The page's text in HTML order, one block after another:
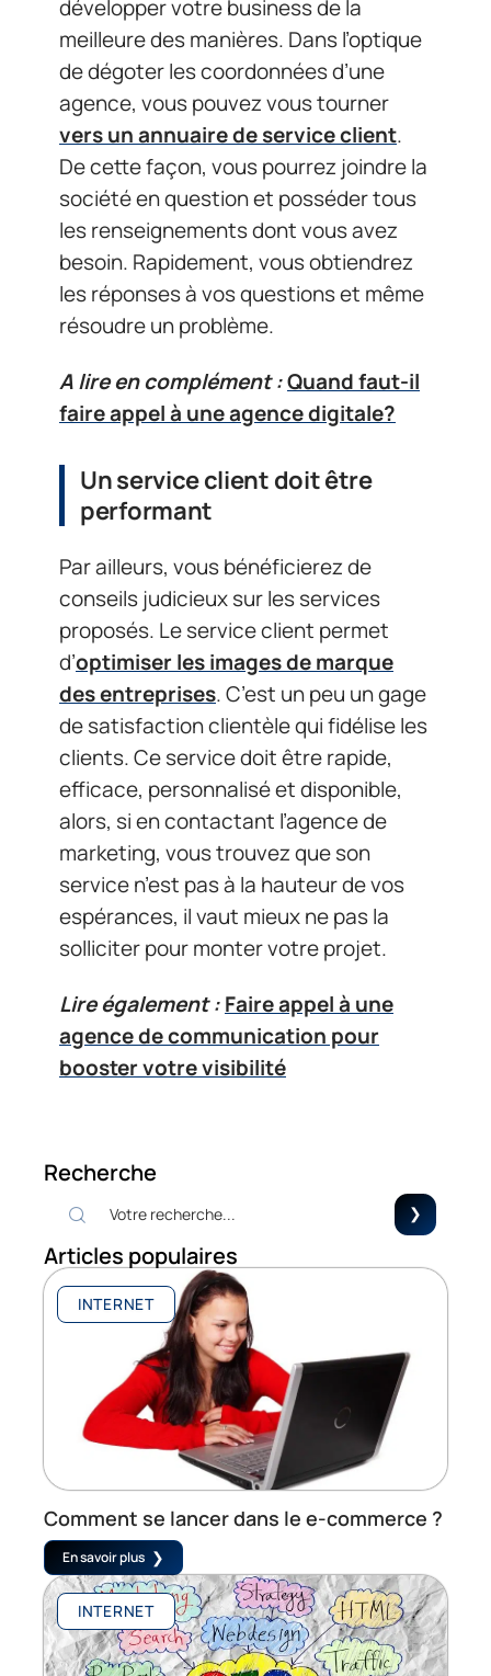
développer votre business de la
meilleure des manières. Dans l’optique
de dégoter les coordonnées d’une
agence, vous pouvez vous tourner
vers un annuaire de service client.
De cette façon, vous pourrez joindre la
société en question et posséder tous
les renseignements dont vous avez
besoin. Rapidement, vous obtiendrez
les réponses à vos questions et même
résoudre un problème.
A lire en complément :Quand faut-il
faire appel à une agence digitale?
Un service client doit être
performant
Par ailleurs, vous bénéficierez de
conseils judicieux sur les services
proposés. Le service client permet
d’optimiser les images de marque
des entreprises. C’est un peu un gage
de satisfaction clientèle qui fidélise les
clients. Ce service doit être rapide,
efficace, personnalisé et disponible,
alors, si en contactant l’agence de
marketing, vous trouvez que son
service n’est pas à la hauteur de vos
espérances, il vaut mieux ne pas la
solliciter pour monter votre projet.
Lire également :Faire appel à une
agence de communication pour
booster votre visibilité
Recherche
Articles populaires
INTERNET
Comment se lancer dans le e-commerce ?
En savoir plus
INTERNET